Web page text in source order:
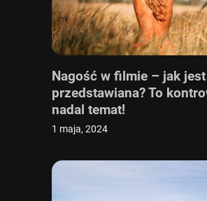
Nagość w filmie – jak jest
przedstawiana? To
nadal temat!
1 maja, 2024